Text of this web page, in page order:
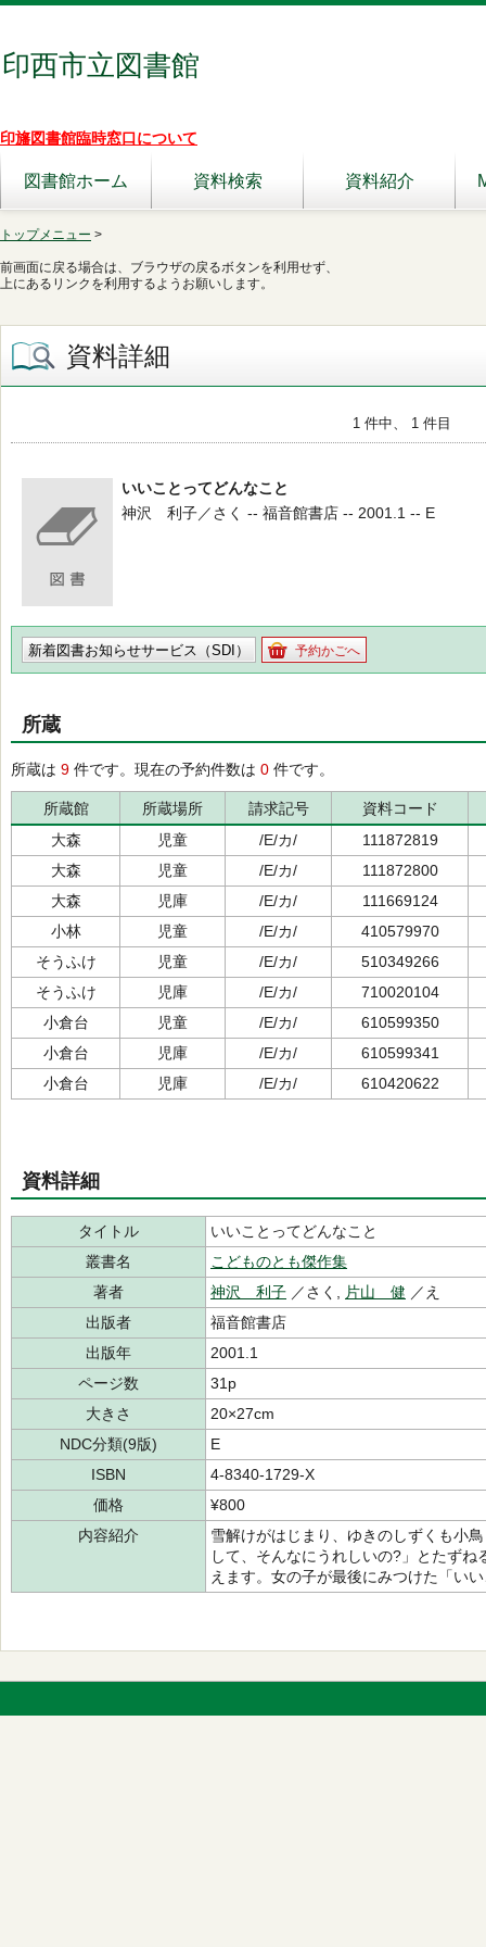
印西市立図書館
印旛図書館臨時窓口について
図書館ホーム 資料検索 資料紹介
トップメニュー >
前画面に戻る場合は、ブラウザの戻るボタンを利用せず、
上にあるリンクを利用するようお願いします。
資料詳細
1 件中、 1 件目
いいことってどんなこと
神沢 利子／さく -- 福音館書店 -- 2001.1 -- E
新着図書お知らせサービス（SDI） 予約かごへ
所蔵
所蔵は 9 件です。現在の予約件数は 0 件です。
所蔵館 所蔵場所 請求記号
資料コード
大森
児童 /E/カ/
111872819
大森
児童 /E/カ/
111872800
大森
児庫 /E/カ/
111669124
小林
児童 /E/カ/
410579970
そうふけ
児童 /E/カ/
510349266
そうふけ
児庫 /E/カ/
710020104
小倉台
児童 /E/カ/
610599350
小倉台
児庫 /E/カ/
610599341
小倉台
児庫 /E/カ/ 610420622
資料詳細
タイトル
いいことってどんなこと
叢書名
こどものとも傑作集
著者
神沢 利子 ／さく, 片山 健 ／え
出版者
福音館書店
出版年
2001.1
ページ数
31p
大きさ
20×27cm
NDC分類(9版)
E
ISBN
4-8340-1729-X
価格
¥800
内容紹介
雪解けがはじまり、ゆきのしずくも小
して、そんなにうれしいの?」とたず
えます。女の子が最後にみつけた「い